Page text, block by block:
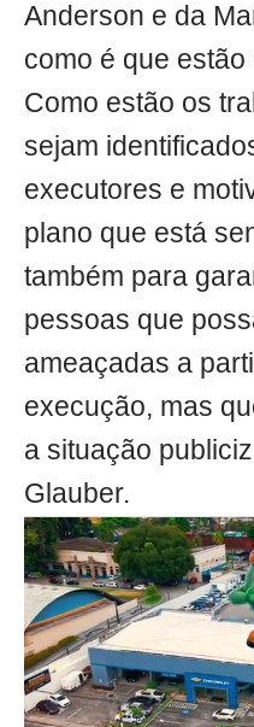
Anderson e da
como é que
Como estão os
sejam
executores e
plano que está
também para
pessoas que
ameaçadas a
execução, mas
a situação
Glauber.